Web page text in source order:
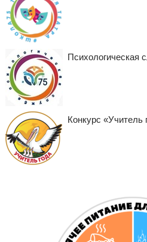
Психологическая
Конкурс «Учитель